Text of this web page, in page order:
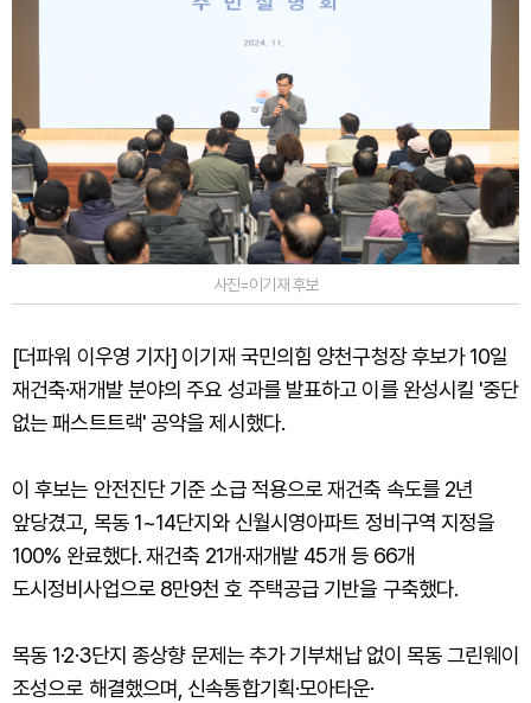
사진=이기재 후보
[더파워 이우영 기자] 이기재 국민의힘 양천구청장 후보가 10일
재건축·재개발 분야의 주요 성과를 발표하고 이를 완성시킬 '중단
없는 패스트트랙' 공약을 제시했다.
이 후보는 안전진단 기준 소급 적용으로 재건축 속도를 2년
앞당겼고, 목동 1~14단지와 신월시영아파트 정비구역 지정을
100% 완료했다. 재건축 21개·재개발 45개 등 66개
도시정비사업으로 8만9천 호 주택공급 기반을 구축했다.
목동 1·2·3단지 종상향 문제는 추가 기부채납 없이 목동 그린웨이
조성으로 해결했으며, 신속통합기획·모아타운·